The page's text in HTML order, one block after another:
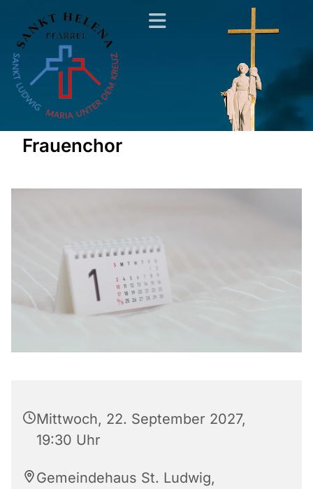
Frauenchor
Mittwoch, 22. September 2027,
19:30 Uhr
Gemeindehaus St. Ludwig,